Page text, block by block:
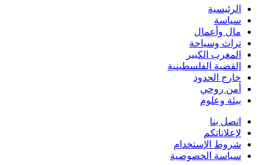
الرئيسية
سياسة
مال وأعمال
تراث وسياحة
المغرب الكبير
القضية الفلسطينية
خارج الحدود
أمن روحي
بيئة وعلوم
اتصل بنا
لإعلاناتكم
شروط الإستخدام
سياسة الخصوصية